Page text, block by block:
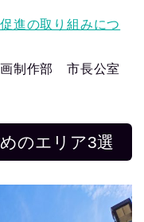
進の取り組みにつ
画制作部 市長公室
のエリア3選